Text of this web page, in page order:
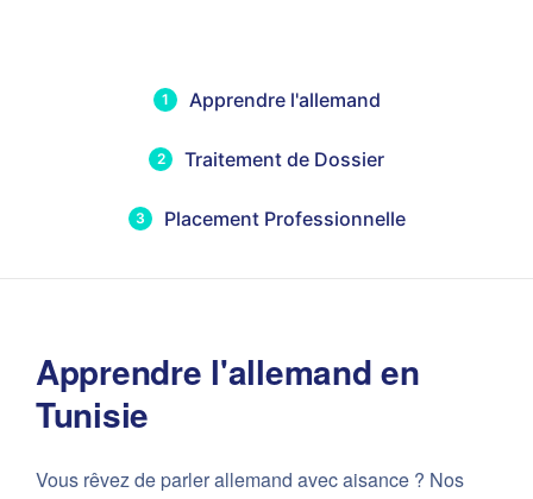
1 Apprendre l'allemand
2 Traitement de Dossier
3 Placement Professionnelle
Apprendre l'allemand en
Tunisie
Vous rêvez de parler allemand avec aisance ? Nos